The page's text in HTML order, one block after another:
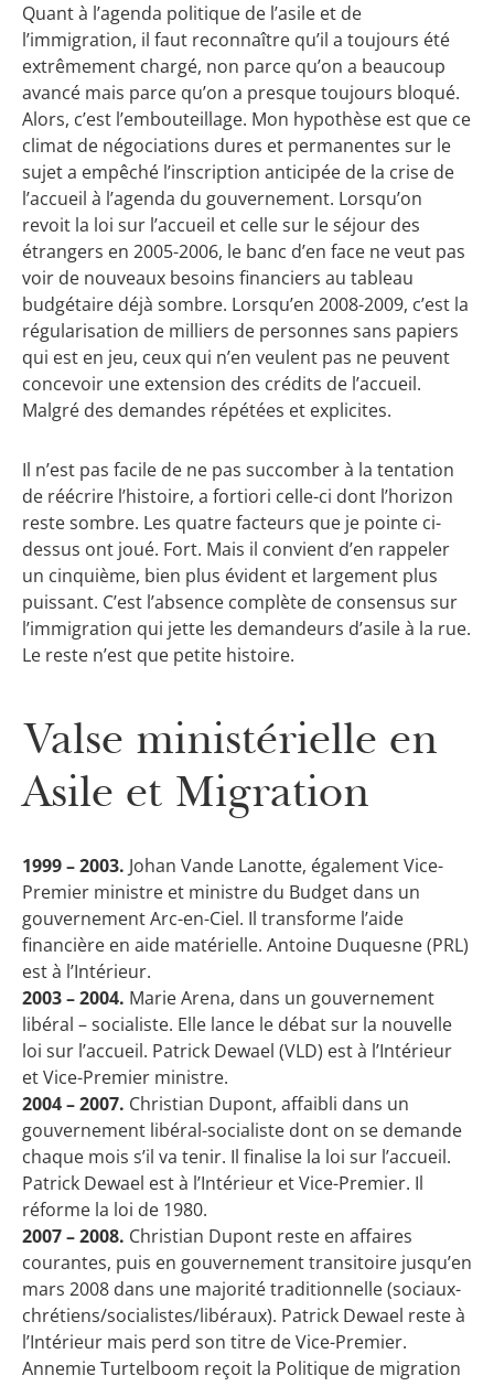
Quant à l’agenda politique de l’asile et de
l’immigration, il faut reconnaître qu’il a toujours été
extrêmement chargé, non parce qu’on a beaucoup
avancé mais parce qu’on a presque toujours bloqué.
Alors, c’est l’embouteillage. Mon hypothèse est que ce
climat de négociations dures et permanentes sur le
sujet a empêché l’inscription anticipée de la crise de
l’accueil à l’agenda du gouvernement. Lorsqu’on
revoit la loi sur l’accueil et celle sur le séjour des
étrangers en 2005-2006, le banc d’en face ne veut pas
voir de nouveaux besoins financiers au tableau
budgétaire déjà sombre. Lorsqu’en 2008-2009, c’est la
régularisation de milliers de personnes sans papiers
qui est en jeu, ceux qui n’en veulent pas ne peuvent
concevoir une extension des crédits de l’accueil.
Malgré des demandes répétées et explicites.
Il n’est pas facile de ne pas succomber à la tentation
de réécrire l’histoire, a fortiori celle-ci dont l’horizon
reste sombre. Les quatre facteurs que je pointe ci-
dessus ont joué. Fort. Mais il convient d’en rappeler
un cinquième, bien plus évident et largement plus
puissant. C’est l’absence complète de consensus sur
l’immigration qui jette les demandeurs d’asile à la rue.
Le reste n’est que petite histoire.
Valse ministérielle en
Asile et Migration
1999 – 2003. Johan Vande Lanotte, également Vice-
Premier ministre et ministre du Budget dans un
gouvernement Arc-en-Ciel. Il transforme l’aide
financière en aide matérielle. Antoine Duquesne (PRL)
est à l’Intérieur.
2003 – 2004. Marie Arena, dans un gouvernement
libéral – socialiste. Elle lance le débat sur la nouvelle
loi sur l’accueil. Patrick Dewael (VLD) est à l’Intérieur
et Vice-Premier ministre.
2004 – 2007. Christian Dupont, affaibli dans un
gouvernement libéral-socialiste dont on se demande
chaque mois s’il va tenir. Il finalise la loi sur l’accueil.
Patrick Dewael est à l’Intérieur et Vice-Premier. Il
réforme la loi de 1980.
2007 – 2008. Christian Dupont reste en affaires
courantes, puis en gouvernement transitoire jusqu’en
mars 2008 dans une majorité traditionnelle (sociaux-
chrétiens/socialistes/libéraux). Patrick Dewael reste à
l’Intérieur mais perd son titre de Vice-Premier.
Annemie Turtelboom reçoit la Politique de migration